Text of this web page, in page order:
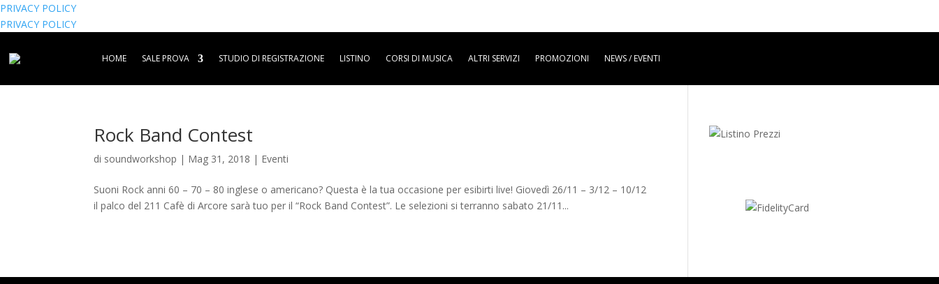
PRIVACY POLICY
PRIVACY POLICY
HOME SALE PROVA STUDIO DI REGISTRAZIONE LISTINO CORSI DI MUSICA ALTRI SERVIZI PROMOZIONI NEWS / EVENTI
Rock Band Contest
di soundworkshop | Mag 31, 2018 | Eventi
Suoni Rock anni 60 – 70 – 80 inglese o americano? Questa è la tua occasione per esibirti live! Giovedì 26/11 – 3/12 – 10/12
il palco del 211 Cafè di Arcore sarà tuo per il “Rock Band Contest”. Le selezioni si terranno sabato 21/11...